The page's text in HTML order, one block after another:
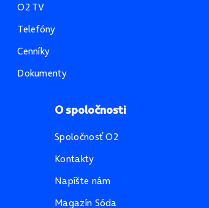
O2 TV
Telefóny
Cenníky
Dokumenty
O spoločnosti
Spoločnosť O2
Kontakty
Napíšte nám
Magazín Sóda